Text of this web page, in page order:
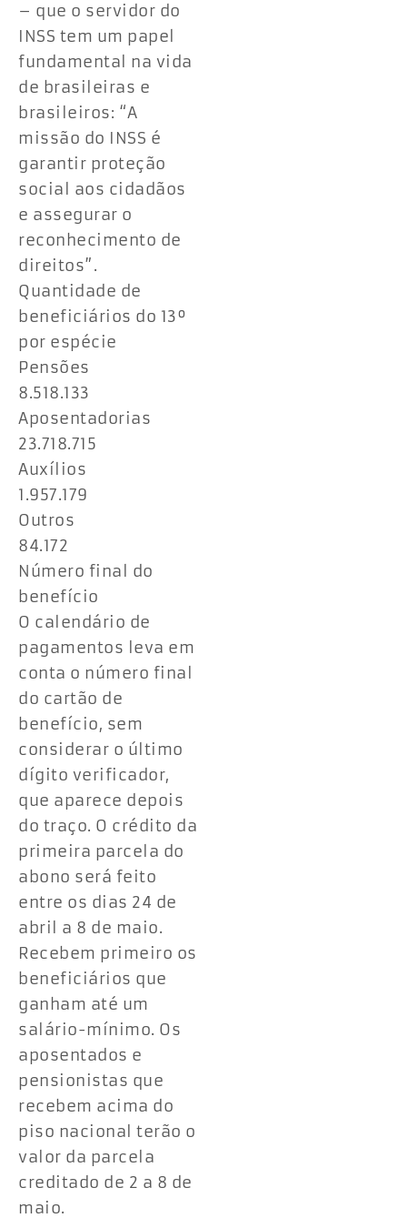
– que o servidor do
INSS tem um papel
fundamental na vida
de brasileiras e
brasileiros: “A
missão do INSS é
garantir proteção
social aos cidadãos
e assegurar o
reconhecimento de
direitos”.
Quantidade de
beneficiários do 13º
por espécie
Pensões
8.518.133
Aposentadorias
23.718.715
Auxílios
1.957.179
Outros
84.172
Número final do
benefício
O calendário de
pagamentos leva em
conta o número final
do cartão de
benefício, sem
considerar o último
dígito verificador,
que aparece depois
do traço. O crédito da
primeira parcela do
abono será feito
entre os dias 24 de
abril a 8 de maio.
Recebem primeiro os
beneficiários que
ganham até um
salário-mínimo. Os
aposentados e
pensionistas que
recebem acima do
piso nacional terão o
valor da parcela
creditado de 2 a 8 de
maio.